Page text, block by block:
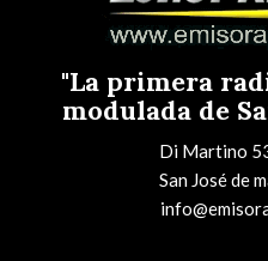
"La primera
modulada de
Di Martino
San José de